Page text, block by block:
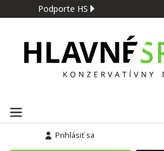
Podporte HS
Prihlásiť sa